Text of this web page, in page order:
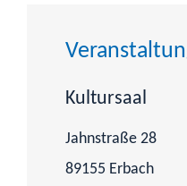
Kultursaal
Jahnstraße 28
89155 Erbach